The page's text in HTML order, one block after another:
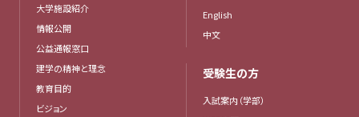
大学施設紹介
情報公開
公益通報窓口
建学の精神と理念
教育目的
ビジョン
English
中文
受験生の方
入試案内（学部）